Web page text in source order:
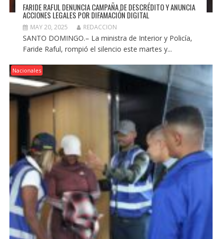
FARIDE RAFUL DENUNCIA CAMPAÑA DE DESCRÉDITO Y ANUNCIA
ACCIONES LEGALES POR DIFAMACIÓN DIGITAL
MAY 20, 2025 REDACCION
SANTO DOMINGO.– La ministra de Interior y Policía,
Faride Raful, rompió el silencio este martes y...
Nacionales